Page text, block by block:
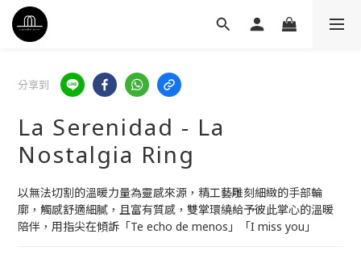
分享到
La Serenidad - La
Nostalgia Ring
以無法切割的溫暖力量為靈感來源，精工藝雕刻細緻的手部輪
廓，觸感舒適細膩，且富有質感，雙掌環繞給予彼此掌心的溫暖
陪伴，用指尖在傾訴「Te echo de menos」「I miss you」